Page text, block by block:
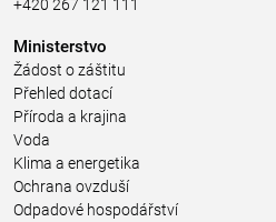
+420 267 121 111
Ministerstvo
Žádost o záštitu
Přehled dotací
Příroda a krajina
Voda
Klima a energetika
Ochrana ovzduší
Odpadové hospodářství